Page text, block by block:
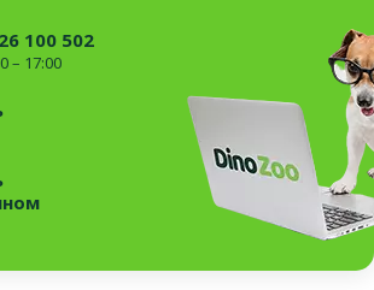
100 502
– 17:00